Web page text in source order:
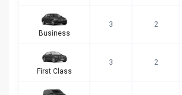
Business
3 2
First Class
3 2